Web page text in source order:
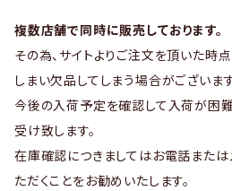
複数店舗で同時に販売しております。
その為、サイトよりご注文を頂いた時
しまい欠品してしまう場合がございます
今後の入荷予定を確認して入荷が困
受け致します。
在庫確認につきましてはお電話また
ただくことをお勧めいたします。